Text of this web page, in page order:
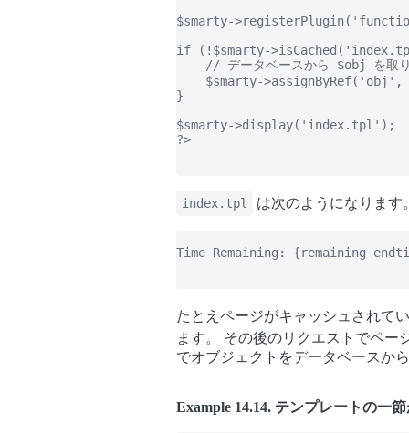
$smarty-
if (!$smarty-
// データベースから $obj を取
$smarty->assignByRef('obj',
}
$smarty->display('index.tpl');
?>
index.tpl は次のようになります
Time Remaining: {remaining
たとえページがキャッシュされて
ます。 その後のリクエストでペー
でオブジェクトをデータベースか
Example 14.14. テンプレートの一